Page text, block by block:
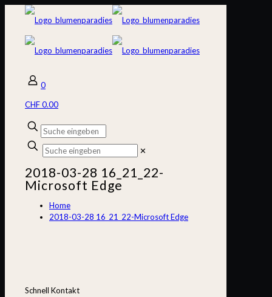
0
CHF 0.00
✕
2018-03-28 16_21_22-
Microsoft Edge
Home
2018-03-28 16_21_22-Microsoft Edge
Schnell Kontakt